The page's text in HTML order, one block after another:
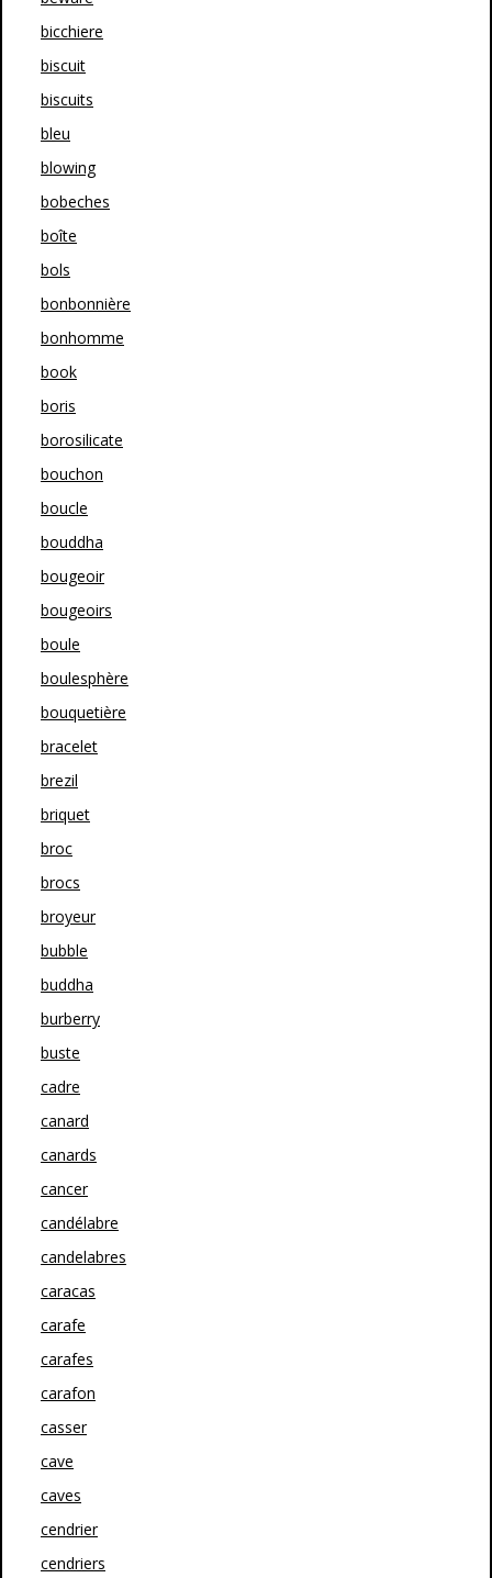
bicchiere
biscuit
biscuits
bleu
blowing
bobeches
boîte
bols
bonbonnière
bonhomme
book
boris
borosilicate
bouchon
boucle
bouddha
bougeoir
bougeoirs
boule
boulesphère
bouquetière
bracelet
brezil
briquet
broc
brocs
broyeur
bubble
buddha
burberry
buste
cadre
canard
canards
cancer
candélabre
candelabres
caracas
carafe
carafes
carafon
casser
cave
caves
cendrier
cendriers